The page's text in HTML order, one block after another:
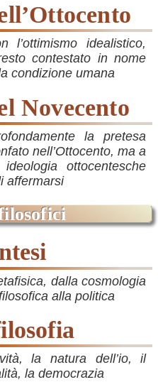
l’ottimismo idealistico,
contestato in nome
condizione umana
Novecento
la pretesa
nell’Ottocento, ma a
ottocentesche
affermarsi
dalla cosmologia
alla politica
la natura dell’io, il
la democrazia